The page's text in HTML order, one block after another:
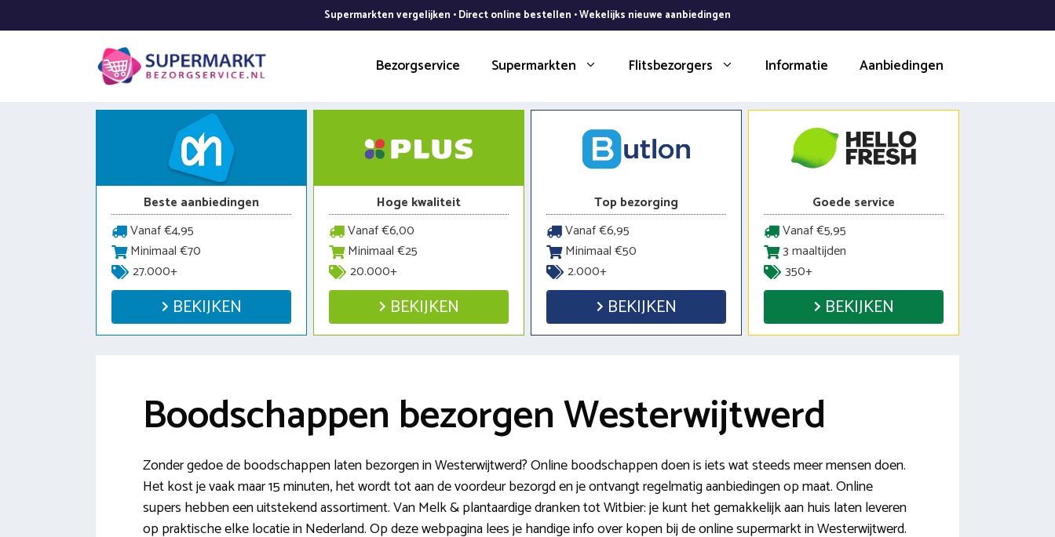
naar
Supermarkten vergelijken • Direct online bestellen • Wekelijks nieuwe aanbiedingen
Bezorgservice Supermarkten Flitsbezorgers Informatie Aanbiedingen
Beste aanbiedingen
Vanaf €4,95
Minimaal €70
27.000+
BEKIJKEN
Hoge kwaliteit
Vanaf €6,00
Minimaal €25
20.000+
BEKIJKEN
Top bezorging
Vanaf €6,95
Minimaal €50
2.000+
BEKIJKEN
Goede service
Vanaf €5,95
3 maaltijden
350+
BEKIJKEN
Boodschappen bezorgen Westerwijtwerd
Zonder gedoe de boodschappen laten bezorgen in Westerwijtwerd? Online boodschappen doen is iets wat steeds meer mensen doen.
Het kost je vaak maar 15 minuten, het wordt tot aan de voordeur bezorgd en je ontvangt regelmatig aanbiedingen op maat. Online
supers hebben een uitstekend assortiment. Van Melk & plantaardige dranken tot Witbier: je kunt het gemakkelijk aan huis laten leveren
op praktische elke locatie in Nederland. Op deze webpagina lees je handige info over kopen bij de online supermarkt in Westerwijtwerd.